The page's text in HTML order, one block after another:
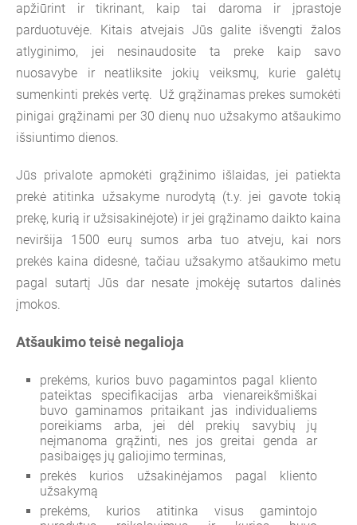
apžiūrint ir tikrinant, kaip tai daroma ir įprastoje
parduotuvėje. Kitais atvejais Jūs galite išvengti žalos
atlyginimo, jei nesinaudosite ta preke kaip savo
nuosavybe ir neatliksite jokių veiksmų, kurie galėtų
sumenkinti prekės vertę. Už grąžinamas prekes sumokėti
pinigai grąžinami per 30 dienų nuo užsakymo atšaukimo
išsiuntimo dienos.
Jūs privalote apmokėti grąžinimo išlaidas, jei patiekta
prekė atitinka užsakyme nurodytą (t.y. jei gavote tokią
prekę, kurią ir užsisakinėjote) ir jei grąžinamo daikto kaina
neviršija 1500 eurų sumos arba tuo atveju, kai nors
prekės kaina didesnė, tačiau užsakymo atšaukimo metu
pagal sutartį Jūs dar nesate įmokėję sutartos dalinės
įmokos.
Atšaukimo teisė negalioja
prekėms, kurios buvo pagamintos pagal kliento
pateiktas specifikacijas arba vienareikšmiškai
buvo gaminamos pritaikant jas individualiems
poreikiams arba, jei dėl prekių savybių jų
neįmanoma grąžinti, nes jos greitai genda ar
pasibaigęs jų galiojimo terminas,
prekės kurios užsakinėjamos pagal kliento
užsakymą
prekėms, kurios atitinka visus gamintojo